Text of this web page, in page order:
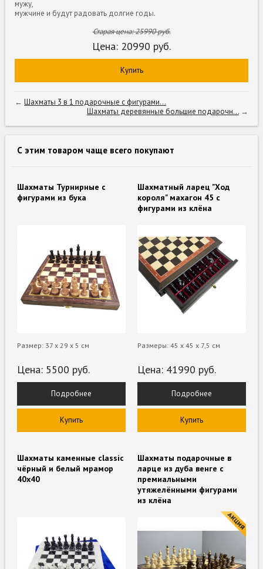
мужу,
мужчине и будут радовать долгие годы.
Старая цена:25990руб.
Цена: 20990 руб.
Купить
←Шахматы 3 в 1 подарочные с фигурами...
Шахматы деревянные большие подарочн...→
С этим товаром чаще всего покупают
Шахматы Турнирные с
фигурами из бука
Размер: 37 х 29 х 5 см
Цена: 5500 руб.
Подробнее
Купить
Шахматный ларец "Ход
короля" махагон 45 с
фигурами из клёна
Размеры: 45 x 45 х 7,5 см
Цена: 41990 руб.
Подробнее
Купить
Шахматы каменные classic
чёрный и белый мрамор
40х40
Шахматы подарочные в
ларце из дуба венге с
премиальными
утяжелёнными фигурами
из клёна